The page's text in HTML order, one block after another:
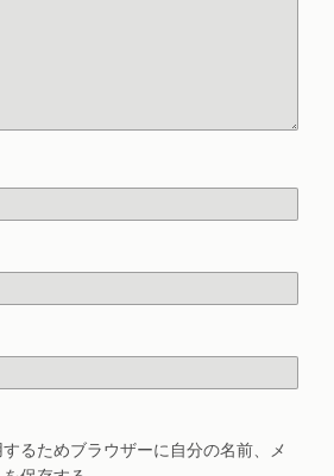
るためブラウザーに自分の名前、メ